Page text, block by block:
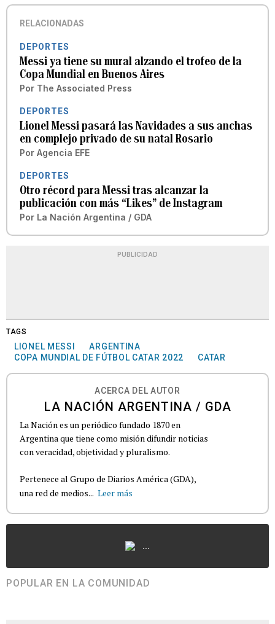
RELACIONADAS
DEPORTES
Messi ya tiene su mural alzando el trofeo de la
Copa Mundial en Buenos Aires
Por The Associated Press
DEPORTES
Lionel Messi pasará las Navidades a sus anchas
en complejo privado de su natal Rosario
Por Agencia EFE
DEPORTES
Otro récord para Messi tras alcanzar la
publicación con más “Likes” de Instagram
Por La Nación Argentina / GDA
PUBLICIDAD
TAGS
LIONEL MESSI
ARGENTINA
COPA MUNDIAL DE FÚTBOL CATAR 2022
CATAR
ACERCA DEL AUTOR
LA NACIÓN ARGENTINA / GDA
La Nación es un periódico fundado 1870 en
Argentina que tiene como misión difundir noticias
con veracidad, objetividad y pluralismo.
Pertenece al Grupo de Diarios América (GDA),
una red de medios... Leer más
...
POPULAR EN LA COMUNIDAD